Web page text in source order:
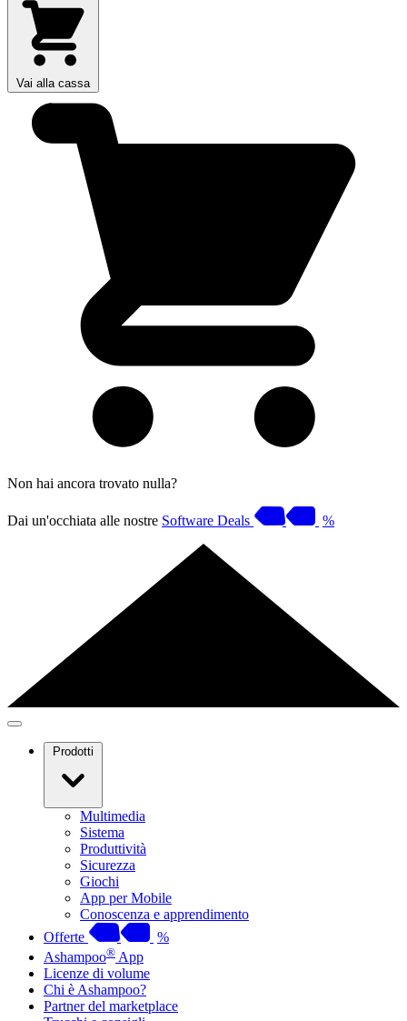
Vai alla cassa
Non hai ancora trovato nulla?
Dai un'occhiata alle nostre Software Deals %
Prodotti
Multimedia
Sistema
Produttività
Sicurezza
Giochi
App per Mobile
Conoscenza e apprendimento
Offerte
%
Ashampoo® App
Licenze di volume
Chi è Ashampoo?
Partner del marketplace